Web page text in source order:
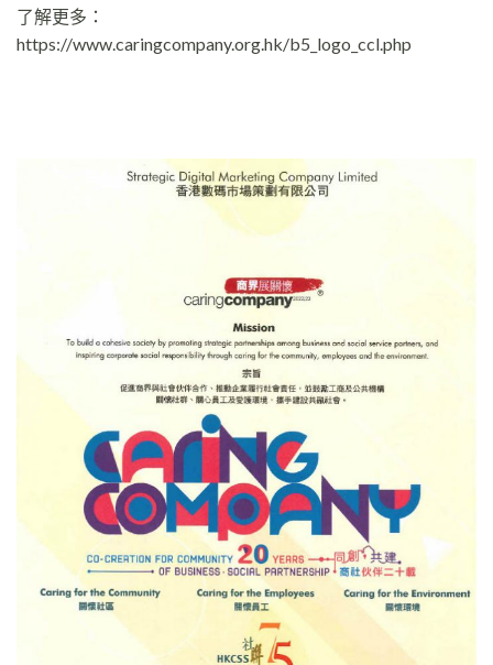
了解更多：
https://www.caringcompany.org.hk/b5_logo_ccl.php